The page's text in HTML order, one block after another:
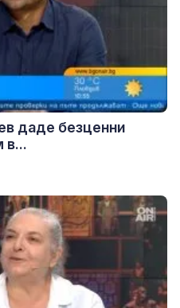
даде безценни
в...